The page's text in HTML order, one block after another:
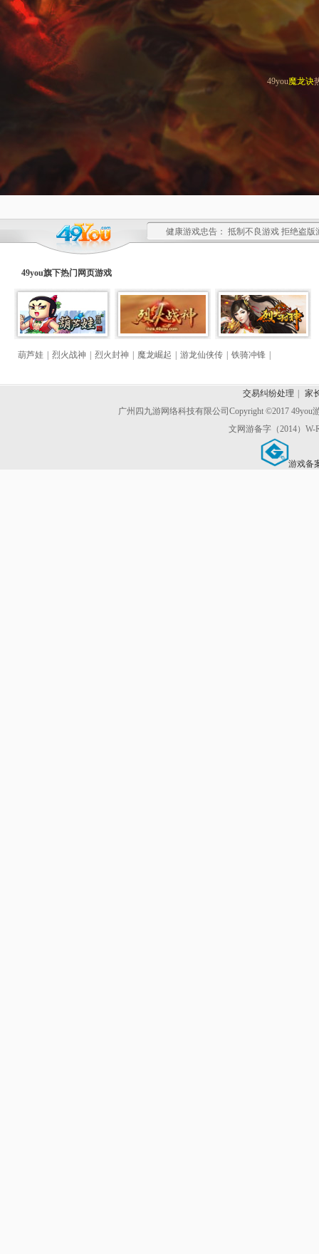
49you魔龙诀
健康游戏忠告： 抵制不良游戏 拒绝盗
49you旗下热门 网页游戏
葫芦娃 烈火战神 烈火封神 魔龙崛起 游龙仙侠传 铁骑冲锋
交易纠纷处理
家
广州四九游网络科技有限公司Copyright ©2017 49you
文网游备字（2014）W-
游戏备